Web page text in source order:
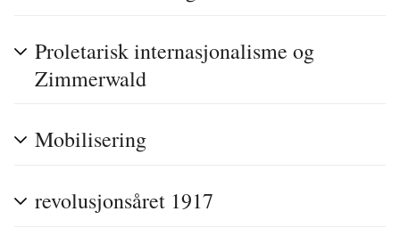
Proletarisk internasjonalisme og
Zimmerwald
Mobilisering
revolusjonsåret 1917